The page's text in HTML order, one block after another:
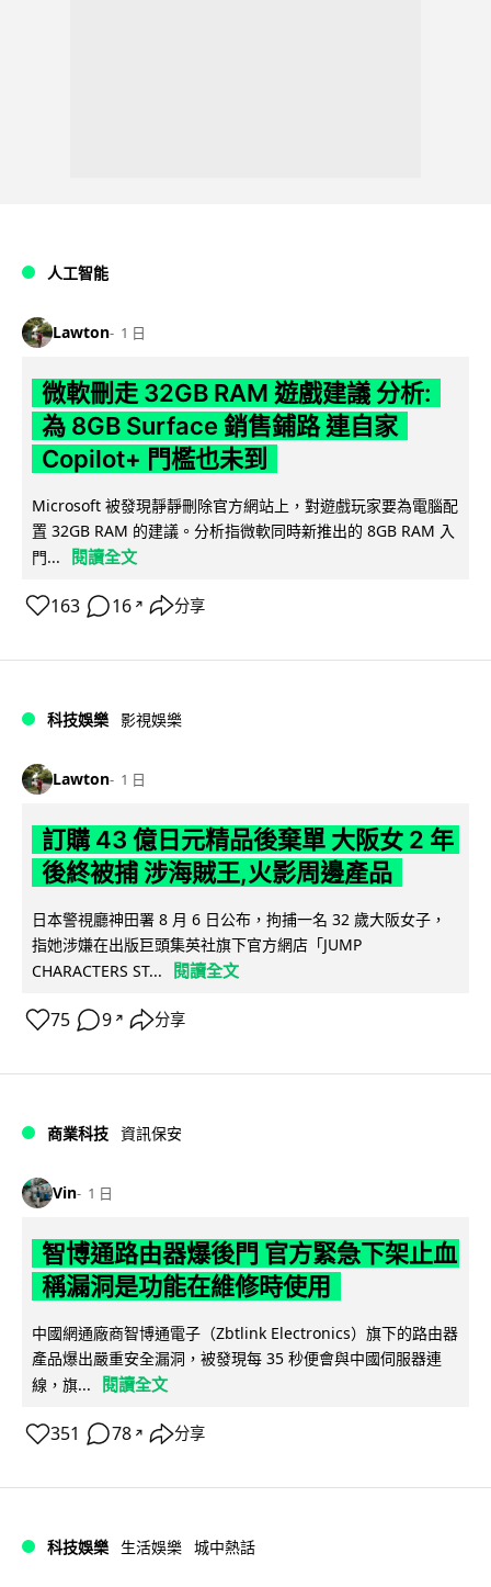
人工智能
Lawton 1 日
微軟刪走 32GB RAM 遊戲建議 分析:
為 8GB Surface 銷售鋪路 連自家
Copilot+ 門檻也未到
Microsoft 被發現靜靜刪除官方網站上，對遊戲玩家要為電腦配
置 32GB RAM 的建議。分析指微軟同時新推出的 8GB RAM 入
門...
閱讀全文
163 16 ↗ 分享
科技娛樂 影視娛樂
Lawton 1 日
訂購 43 億日元精品後棄單 大阪女 2 年
後終被捕 涉海賊王,火影周邊產品
日本警視廳神田署 8 月 6 日公布，拘捕一名 32 歲大阪女子，
指她涉嫌在出版巨頭集英社旗下官方網店「JUMP
CHARACTERS ST...
閱讀全文
75 9 ↗ 分享
商業科技 資訊保安
Vin 1 日
智博通路由器爆後門 官方緊急下架止血
稱漏洞是功能在維修時使用
中國網通廠商智博通電子（Zbtlink Electronics）旗下的路由器
產品爆出嚴重安全漏洞，被發現每 35 秒便會與中國伺服器連
線，旗...
閱讀全文
351 78 ↗ 分享
科技娛樂 生活娛樂 城中熱話